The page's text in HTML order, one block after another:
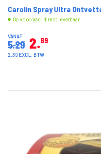
Carolin Spray Ultra
Op voorraad: direct leverbaar
VANAF
5.29 2 89
2.39 EXCL. BTW